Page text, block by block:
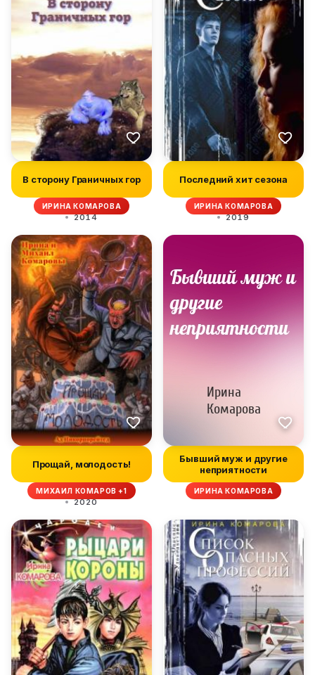
В сторону Граничных гор
ИРИНА КОМАРОВА
2014
Последний хит сезона
ИРИНА КОМАРОВА
2019
Прощай, молодость!
МИХАИЛ КОМАРОВ +1
2020
Бывший муж и другие
неприятности
ИРИНА КОМАРОВА